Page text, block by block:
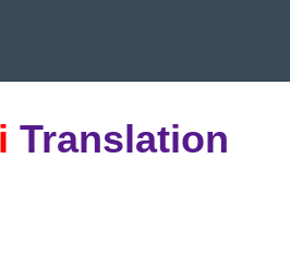
Translation